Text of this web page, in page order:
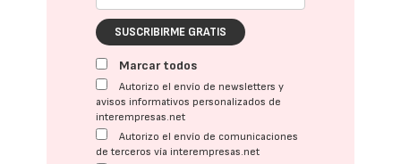
SUSCRIBIRME GRATIS
Marcar todos
Autorizo el envío de newsletters y
avisos informativos personalizados de
interempresas.net
Autorizo el envío de comunicaciones
de terceros vía interempresas.net